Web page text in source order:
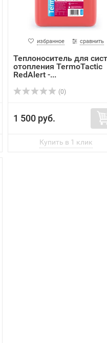
избранное сравнить
Теплоноситель для
отопления TermoTactic
RedAlert -...
(0)
1 500 руб.